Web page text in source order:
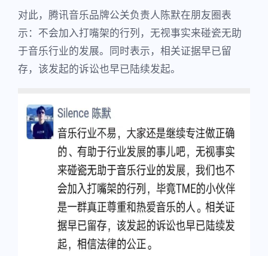
对此，腾讯音乐品牌公关负责人陈默在朋友圈表
示：不会加入打嘴架的行列，无视事实来碰瓷无助
于音乐行业的发展。同时表示，相关证据早已留
存，该发起的诉讼也早已陆续发起。